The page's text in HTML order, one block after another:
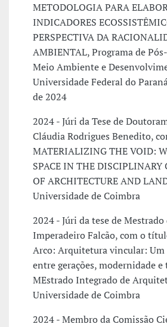
METODOLOGIA PARA
INDICADORES
PERSPECTIVA DA
AMBIENTAL, Programa de
Meio Ambiente e
Universidade Federal do
de 2024
2024 - Júri da Tese de
Cláudia Rodrigues Benedito,
MATERIALIZING THE VOID:
SPACE IN THE DISCIPLINARY
OF ARCHITECTURE AND
Universidade de Coimbra
2024 - Júri da tese de Mestrado
Imperadeiro Falcão, com o
Arco: Arquitetura vincular: Um
entre gerações, modernidade e
MEstrado Integrado de
Universidade de Coimbra
2024 - Membro da Comissão